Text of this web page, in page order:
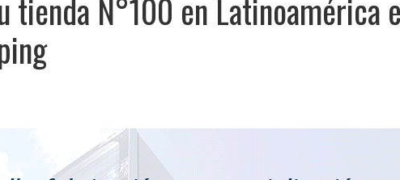
tienda N°100 en Latinoamérica